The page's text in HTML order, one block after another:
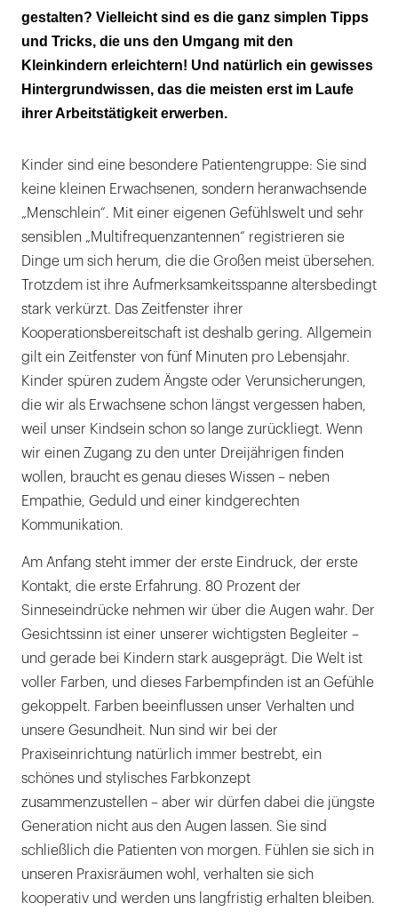
Die 1-kg-Haribo-Box gehört nicht ins
Kinderzimmer!
Flummis zur Belohnung
gestalten? Vielleicht sind es die ganz simplen Tipps
und Tricks, die uns den Umgang mit den
Kleinkindern erleichtern! Und natürlich ein gewisses
Hintergrundwissen, das die meisten erst im Laufe
ihrer Arbeitstätigkeit erwerben.
Kinder sind eine besondere Patientengruppe: Sie sind
keine kleinen Erwachsenen, sondern heranwachsende
„Menschlein“. Mit einer eigenen Gefühlswelt und sehr
sensiblen „Multifrequenzantennen“ registrieren sie
Dinge um sich herum, die die Großen meist übersehen.
Trotzdem ist ihre Aufmerksamkeitsspanne altersbedingt
stark verkürzt. Das Zeitfenster ihrer
Kooperationsbereitschaft ist deshalb gering. Allgemein
gilt ein Zeitfenster von fünf Minuten pro Lebensjahr.
Kinder spüren zudem Ängste oder Verunsicherungen,
die wir als Erwachsene schon längst vergessen haben,
weil unser Kindsein schon so lange zurückliegt. Wenn
wir einen Zugang zu den unter Dreijährigen finden
wollen, braucht es genau dieses Wissen – neben
Empathie, Geduld und einer kindgerechten
Kommunikation.
Am Anfang steht immer der erste Eindruck, der erste
Kontakt, die erste Erfahrung. 80 Prozent der
Sinneseindrücke nehmen wir über die Augen wahr. Der
Gesichtssinn ist einer unserer wichtigsten Begleiter –
und gerade bei Kindern stark ausgeprägt. Die Welt ist
voller Farben, und dieses Farbempfinden ist an Gefühle
gekoppelt. Farben beeinflussen unser Verhalten und
unsere Gesundheit. Nun sind wir bei der
Praxiseinrichtung natürlich immer bestrebt, ein
schönes und stylisches Farbkonzept
zusammenzustellen – aber wir dürfen dabei die jüngste
Generation nicht aus den Augen lassen. Sie sind
schließlich die Patienten von morgen. Fühlen sie sich in
unseren Praxisräumen wohl, verhalten sie sich
kooperativ und werden uns langfristig erhalten bleiben.